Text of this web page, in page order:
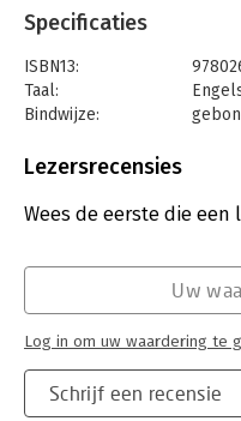
Specificaties
ISBN13:
Taal:
Bindwijze:
Uitgever:
Lezersrecensies
Wees de eerste die een
Schrijf een recensie
Uw
Log in om uw waardering te